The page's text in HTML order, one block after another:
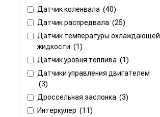
Датчик коленвала (40)
Датчик распредвала (25)
Датчик температуры охлаждающей
жидкости (1)
Датчик уровня топлива (1)
Датчики управления двигателем
(3)
Дроссельная заслонка (3)
Интеркулер (11)